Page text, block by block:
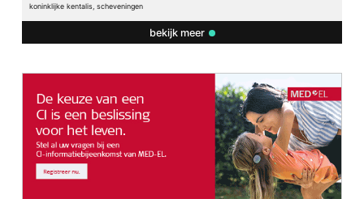
koninklijke kentalis, scheveningen
bekijk meer